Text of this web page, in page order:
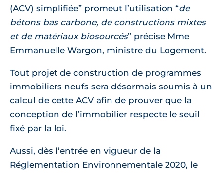
(ACV) simplifiée” promeut l’utilisation “de
bétons bas carbone, de constructions mixtes
et de matériaux biosourcés” précise Mme
Emmanuelle Wargon, ministre du Logement.
Tout projet de construction de programmes
immobiliers neufs sera désormais soumis à un
calcul de cette ACV afin de prouver que la
conception de l’immobilier respecte le seuil
fixé par la loi.
Aussi, dès l’entrée en vigueur de la
Réglementation Environnementale 2020, le